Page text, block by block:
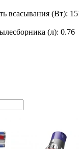
всасывания (Вт):
(л): 0.76